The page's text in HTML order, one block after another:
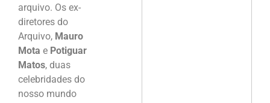
arquivo. Os ex-
diretores do
Arquivo, Mauro
Mota e Potiguar
Matos, duas
celebridades do
nosso mundo